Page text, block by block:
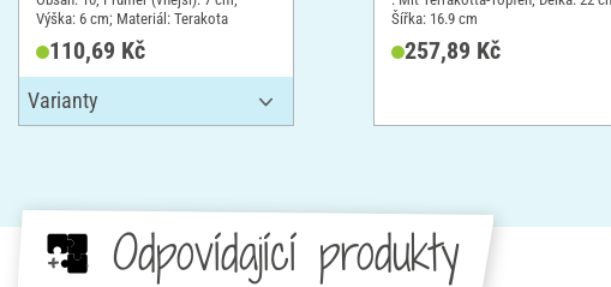
Výška: 6 cm; Materiál: Terakota
110,69 Kč
Šířka: 16.9 cm
257,89 Kč
Odpovídající produkty